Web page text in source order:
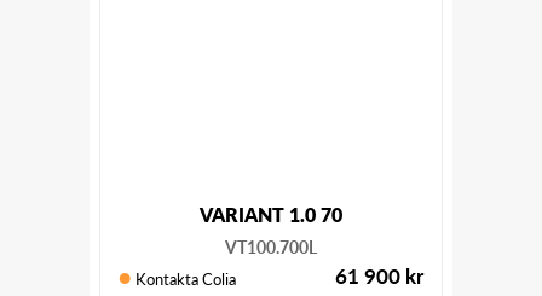
VARIANT 1.0 70
VT100.700L
Kontakta Colia 61 900 kr